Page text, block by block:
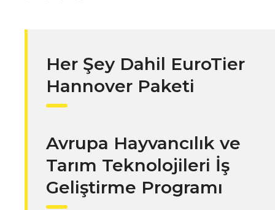
Her Şey Dahil EuroTier
Hannover Paketi
Avrupa Hayvancılık ve
Tarım Teknolojileri İş
Geliştirme Programı